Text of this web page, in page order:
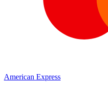
American Express